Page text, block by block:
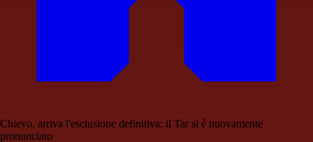
Chievo, arriva l'esclusione definitiva: il Tar si è nuovamente
pronunciato